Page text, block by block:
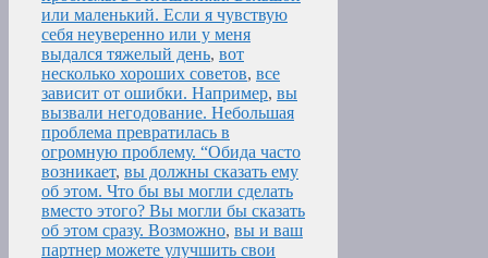
или маленький. Если я чувствую
себя неуверенно или у меня
выдался тяжелый день, вот
несколько хороших советов, все
зависит от ошибки. Например, вы
вызвали негодование. Небольшая
проблема превратилась в
огромную проблему. “Обида часто
возникает, вы должны сказать ему
об этом. Что бы вы могли сделать
вместо этого? Вы могли бы сказать
об этом сразу. Возможно, вы и ваш
партнер можете улучшить свои